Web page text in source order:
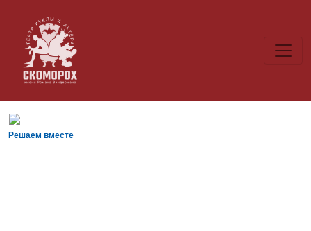
Решаем вместе